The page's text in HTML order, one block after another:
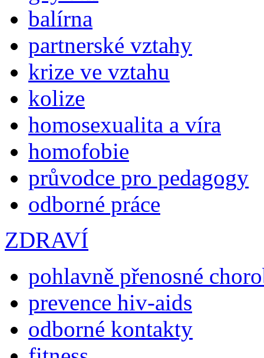
balírna
partnerské vztahy
krize ve vztahu
kolize
homosexualita a víra
homofobie
průvodce pro pedagogy
odborné práce
ZDRAVÍ
pohlavně přenosné
prevence hiv-aids
odborné kontakty